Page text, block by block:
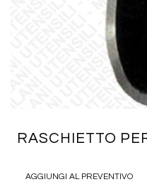
RASCHIETTO
AGGIUNGI AL PREVENTIVO